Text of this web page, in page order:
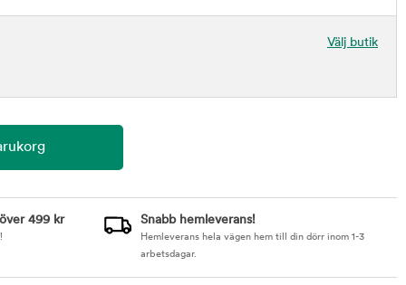
Välj butik
499 kr Snabb hemleverans!
Hemleverans hela vägen hem till din dörr inom 1-3
arbetsdagar.